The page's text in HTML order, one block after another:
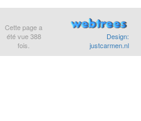
Cette page a
été vue388
fois.
Design:
justcarmen.nl